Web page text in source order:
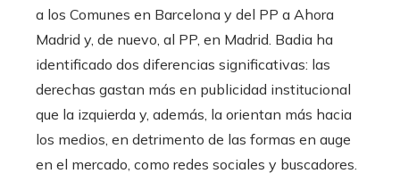
a los Comunes en Barcelona y del PP a Ahora
Madrid y, de nuevo, al PP, en Madrid. Badia ha
identificado dos diferencias significativas: las
derechas gastan más en publicidad institucional
que la izquierda y, además, la orientan más hacia
los medios, en detrimento de las formas en auge
en el mercado, como redes sociales y buscadores.